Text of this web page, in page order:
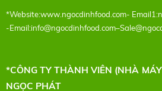
*Website:www.ngocdinhfood.com- Email1:
-Email:info@ngocdinhfood.com–
*CÔNG TY THÀNH VIÊN (NHÀ
NGỌC PHÁT